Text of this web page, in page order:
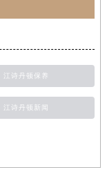
江诗丹顿保养
江诗丹顿新闻